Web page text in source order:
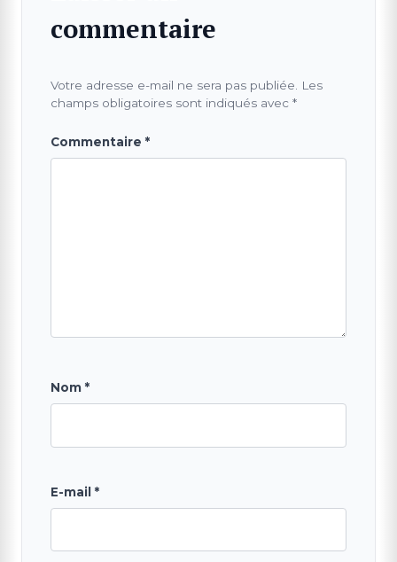
commentaire
Votre adresse e-mail ne sera pas publiée.
Les
champs obligatoires sont indiqués avec *
Commentaire *
Nom *
E-mail *